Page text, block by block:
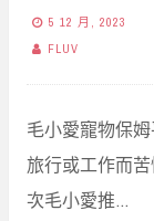
5 12 月, 2023
FLUV
毛小愛寵物保
旅行或工作而
次毛小愛推…